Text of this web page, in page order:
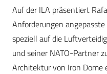
Auf der ILA präsentiert
Anforderungen
speziell auf die
und seiner NATO-Partner
Architektur von Iron Dome